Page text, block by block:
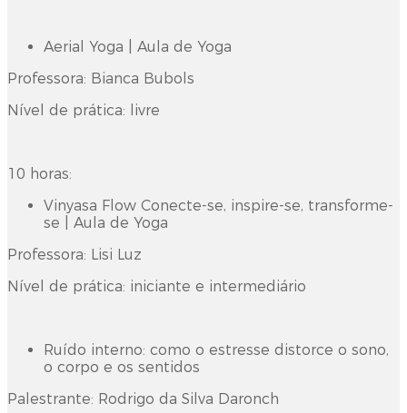
Aerial Yoga | Aula de Yoga
Professora: Bianca Bubols
Nível de prática: livre
10 horas:
Vinyasa Flow Conecte-se, inspire-se, transforme-
se | Aula de Yoga
Professora: Lisi Luz
Nível de prática: iniciante e intermediário
Ruído interno: como o estresse distorce o sono,
o corpo e os sentidos
Palestrante: Rodrigo da Silva Daronch